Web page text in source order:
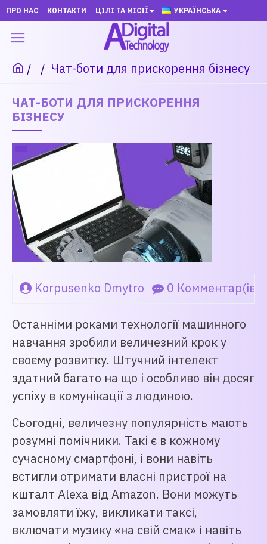
ПРО НАС КОНТАКТИ ЦІЛІ ТА МІСІЇ УКРАЇНСЬКА
Чат-боти для прискорення бізнесу
ЧАТ-БОТИ ДЛЯ ПРИСКОРЕННЯ
БІЗНЕСУ
Korpusenko Dmytro 0 Комментар(ів)
Останніми роками технології машинного
навчання зробили величезний крок у
своєму розвитку. Штучний інтелект
здатний багато на що і особливо він досяг
успіху в комунікації з людиною.
Сьогодні, величезну популярність мають
розумні помічники. Такі є в кожному
сучасному смартфоні, і вони навіть
встигли отримати власні пристрої на
кшталт Alexa від Amazon. Вони можуть
замовляти їжу, викликати таксі,
включати музику «на свій смак» і навіть